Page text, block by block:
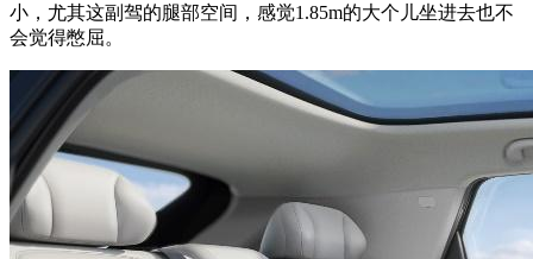
小，尤其这副驾的腿部空间，感觉1.85m的大个儿坐进去也不
会觉得憋屈。